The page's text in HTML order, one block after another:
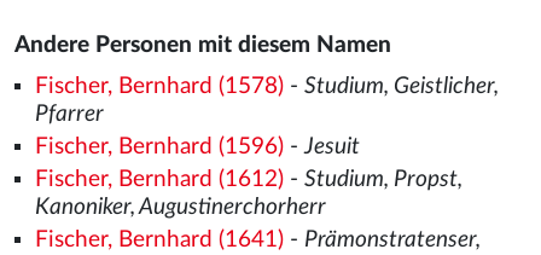
Andere Personen mit diesem Namen
Fischer, Bernhard (1578)- Studium, Geistlicher,
Pfarrer
Fischer, Bernhard (1596)-Jesuit
Fischer, Bernhard (1612)- Studium, Propst,
Kanoniker, Augustinerchorherr
Fischer, Bernhard (1641)- Prämonstratenser,